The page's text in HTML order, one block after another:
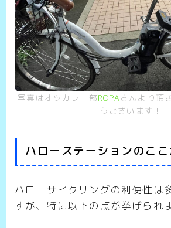
写真はオツカレー部ROPAさんより頂
うございます！
ハローステーションのこ
ハローサイクリングの利便性は
すが、特に以下の点が挙げられ